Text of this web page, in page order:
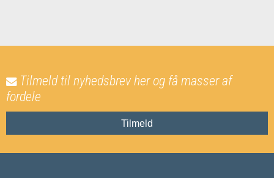
Tilmeld til nyhedsbrev her og få masser af
fordele
Tilmeld